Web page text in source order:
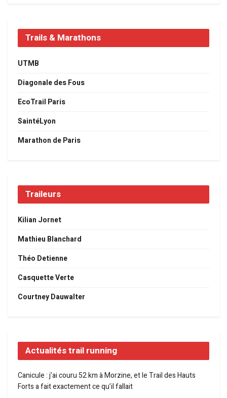
Trails & Marathons
UTMB
Diagonale des Fous
EcoTrail Paris
SaintéLyon
Marathon de Paris
Traileurs
Kilian Jornet
Mathieu Blanchard
Théo Detienne
Casquette Verte
Courtney Dauwalter
Actualités trail running
Canicule : j’ai couru 52 km à Morzine, et le Trail des Hauts
Forts a fait exactement ce qu’il fallait